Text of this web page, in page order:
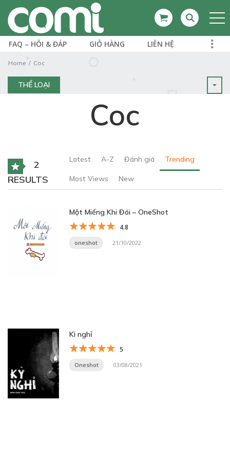
FAQ – HỎI & ĐÁP GIỎ HÀNG LIÊN HỆ
Home Coc
THỂ LOẠI
Coc
2
RESULTS
Latest A-Z Đánh giá Trending
Most Views New
Một Miếng Khi Đói – OneShot
4.8
oneshot 21/10/2022
Kì nghỉ
5
Oneshot 03/08/2021